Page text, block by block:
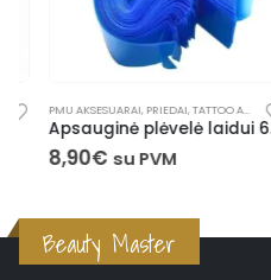
PMU AKSESUARAI,PRIEDAI,TATTOO AKSESUARAI
Apsauginė plėvelė laidui 60x5cm (100 vnt.)
8,90€ su PVM
Beauty Master